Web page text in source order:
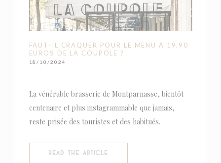
FAUT-IL CRAQUER POUR LE MENU À 19,90
EUROS DE LA COUPOLE ?
18/10/2024
La vénérable brasserie de Montparnasse, bientôt
centenaire et plus instagrammable que jamais,
reste prisée des touristes et des habitués.
READ THE ARTICLE